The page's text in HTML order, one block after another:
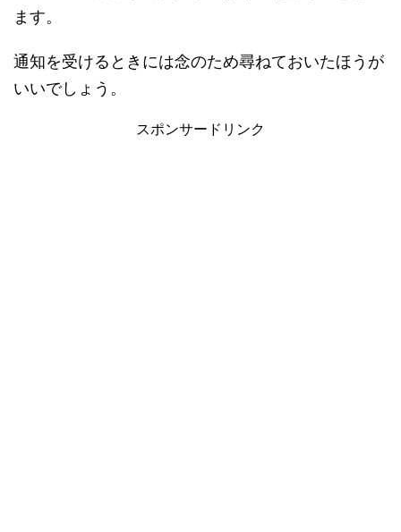
ます。
通知を受けるときには念のため尋ねておいたほうが
いいでしょう。
スポンサードリンク